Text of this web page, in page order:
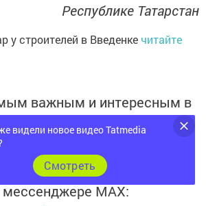
Республике Татарстан
у строителей в Введенке читайте
важным и интересным в
Татарстана в
MАХ:
видели новое видео Tatmedia
Cмотреть